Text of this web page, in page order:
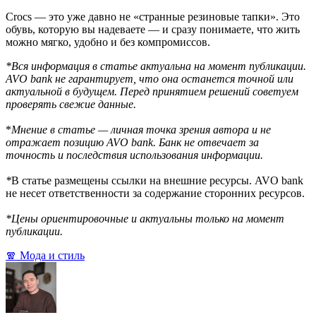
Crocs — это уже давно не «странные резиновые тапки». Это
обувь, которую вы надеваете — и сразу понимаете, что жить
можно мягко, удобно и без компромиссов.
*Вся информация в статье актуальна на момент публикации.
AVO bank не гарантирует, что она останется точной или
актуальной в будущем. Перед принятием решений советуем
проверять свежие данные.
*Мнение в статье — личная точка зрения автора и не
отражает позицию AVO bank. Банк не отвечает за
точность и последствия использования информации.
*В статье размещены ссылки на внешние ресурсы. AVO bank
не несет ответственности за содержание сторонних ресурсов.
*Цены ориентировочные и актуальны только на момент
публикации.
🧣 Мода и стиль